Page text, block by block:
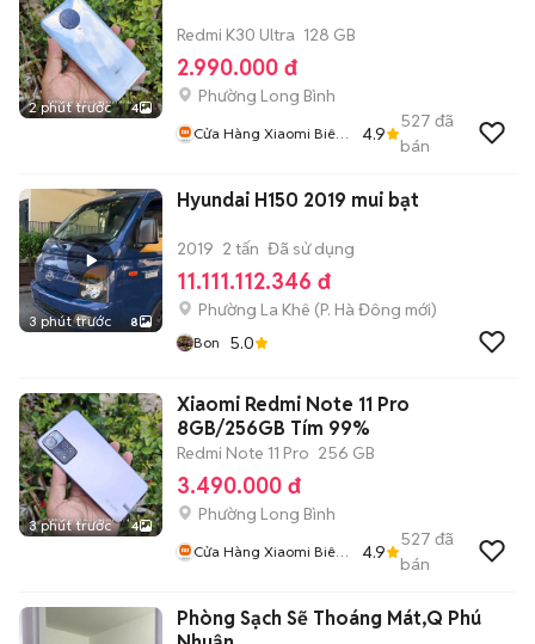
2 phút trước 4
Redmi K30 Ultra 128 GB
2.990.000 đ
Phường Long Bình
Cửa Hàng Xiaomi Biên
4.9
527 đã
bán
3 phút trước 8
Hyundai H150 2019 mui bạt
2019 2 tấn Đã sử dụng
11.111.112.346 đ
Phường La Khê (P. Hà Đông mới)
Bon 5.0
3 phút trước 4
Xiaomi Redmi Note 11 Pro
8GB/256GB Tím 99%
Redmi Note 11 Pro 256 GB
3.490.000 đ
Phường Long Bình
Cửa Hàng Xiaomi Biên
4.9
527 đã
bán
Phòng Sạch Sẽ Thoáng Mát,Q Phú